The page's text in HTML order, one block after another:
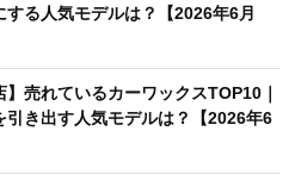
する人気モデルは？【2026年6月
】売れているカーワックスTOP10｜
引き出す人気モデルは？【2026年6